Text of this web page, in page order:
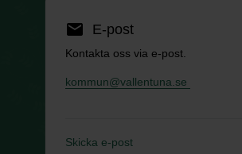
email E-post
Kontakta oss via e-post.
kommun@vallentuna.se
Skicka e-post